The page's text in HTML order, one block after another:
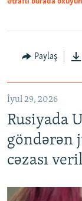
Paylaş
İyul 29, 2026
Rusiyada
göndərən
cəzası